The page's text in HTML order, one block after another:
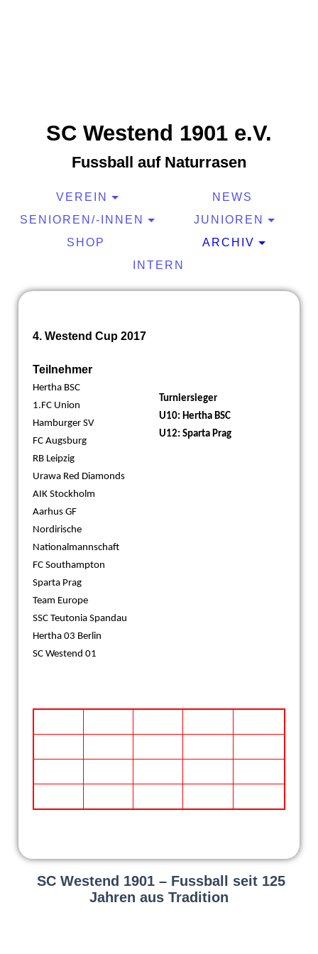
SC Westend 1901 e.V.
Fussball auf Naturrasen
VEREIN
NEWS
SENIOREN/-INNEN
JUNIOREN
SHOP
ARCHIV
INTERN
4. Westend Cup 2017
Teilnehmer
Hertha BSC
1.FC Union
Hamburger SV
FC Augsburg
RB Leipzig
Urawa Red Diamonds
AIK Stockholm
Aarhus GF
Nordirische
Nationalmannschaft
FC Southampton
Sparta Prag
Team Europe
SSC Teutonia Spandau
Hertha 03 Berlin
SC Westend 01
Turniersieger
U10: Hertha BSC
U12: Sparta Prag
SC Westend 1901 – Fussball seit 125
Jahren aus Tradition